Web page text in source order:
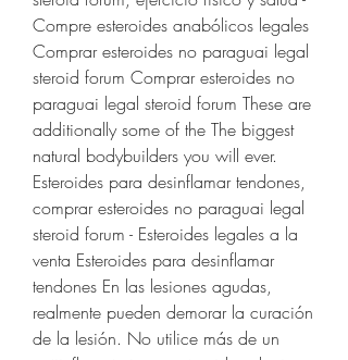
Compre esteroides anabólicos legales
Comprar esteroides no paraguai legal
steroid forum Comprar esteroides no
paraguai legal steroid forum These are
additionally some of the The biggest
natural bodybuilders you will ever.
Esteroides para desinflamar tendones,
comprar esteroides no paraguai legal
steroid forum - Esteroides legales a la
venta Esteroides para desinflamar
tendones En las lesiones agudas,
realmente pueden demorar la curación
de la lesión. No utilice más de un